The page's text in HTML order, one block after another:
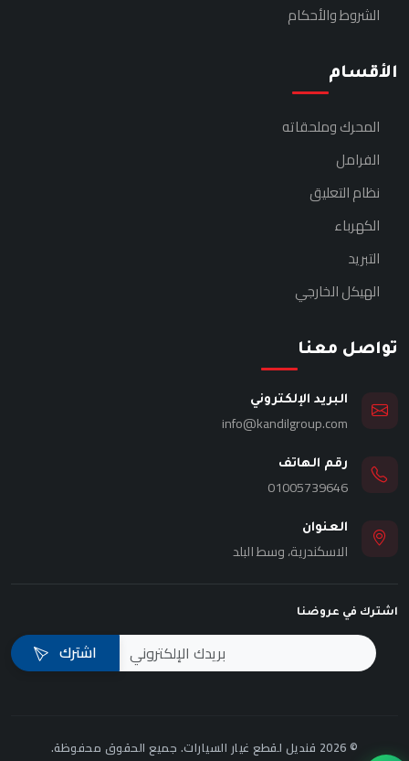
الشروط والأحكام
الأقسام
المحرك وملحقاته
الفرامل
نظام التعليق
الكهرباء
التبريد
الهيكل الخارجي
تواصل معنا
البريد الإلكتروني
info@kandilgroup.com
رقم الهاتف
01005739646
العنوان
الاسكندرية، وسط البلد
اشترك في عروضنا
اشترك
© 2026 قنديل لقطع غيار السيارات. جميع الحقوق محفوظة.